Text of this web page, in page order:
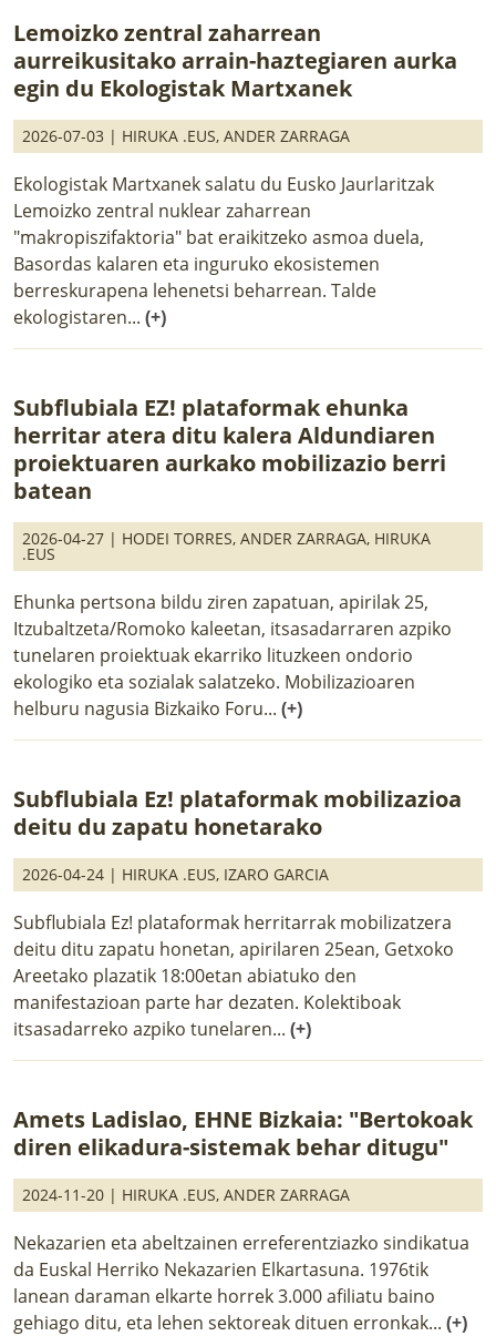
Lemoizko zentral zaharrean
aurreikusitako arrain-haztegiaren aurka
egin du Ekologistak Martxanek
2026-07-03 | HIRUKA .EUS, ANDER ZARRAGA
Ekologistak Martxanek salatu du Eusko Jaurlaritzak
Lemoizko zentral nuklear zaharrean
"makropiszifaktoria" bat eraikitzeko asmoa duela,
Basordas kalaren eta inguruko ekosistemen
berreskurapena lehenetsi beharrean. Talde
ekologistaren... (+)
Subflubiala EZ! plataformak ehunka
herritar atera ditu kalera Aldundiaren
proiektuaren aurkako mobilizazio berri
batean
2026-04-27 | HODEI TORRES, ANDER ZARRAGA, HIRUKA
.EUS
Ehunka pertsona bildu ziren zapatuan, apirilak 25,
Itzubaltzeta/Romoko kaleetan, itsasadarraren azpiko
tunelaren proiektuak ekarriko lituzkeen ondorio
ekologiko eta sozialak salatzeko. Mobilizazioaren
helburu nagusia Bizkaiko Foru... (+)
Subflubiala Ez! plataformak mobilizazioa
deitu du zapatu honetarako
2026-04-24 | HIRUKA .EUS, IZARO GARCIA
Subflubiala Ez! plataformak herritarrak mobilizatzera
deitu ditu zapatu honetan, apirilaren 25ean, Getxoko
Areetako plazatik 18:00etan abiatuko den
manifestazioan parte har dezaten. Kolektiboak
itsasadarreko azpiko tunelaren... (+)
Amets Ladislao, EHNE Bizkaia: "Bertokoak
diren elikadura-sistemak behar ditugu"
2024-11-20 | HIRUKA .EUS, ANDER ZARRAGA
Nekazarien eta abeltzainen erreferentziazko sindikatua
da Euskal Herriko Nekazarien Elkartasuna. 1976tik
lanean daraman elkarte horrek 3.000 afiliatu baino
gehiago ditu, eta lehen sektoreak dituen erronkak... (+)